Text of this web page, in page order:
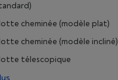
cheminée (modèle plat)
cheminée (modèle incliné)
télescopique